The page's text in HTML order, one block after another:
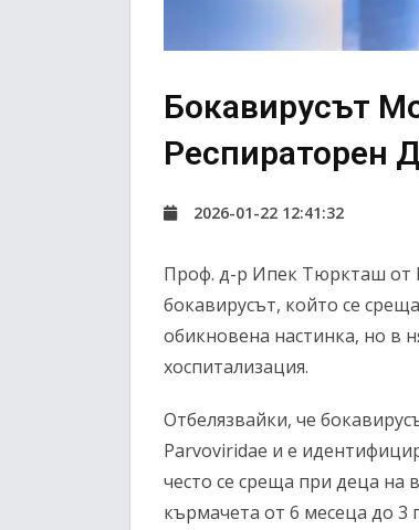
Бокавирусът
Респираторен
2026-01-22 12:41:32
Проф. д-р Ипек Тюркташ от
бокавирусът, който се
обикновена настинка, но в
хоспитализация.
Отбелязвайки, че
Parvoviridae и е
често се среща при деца на
кърмачета от 6 месеца до 3